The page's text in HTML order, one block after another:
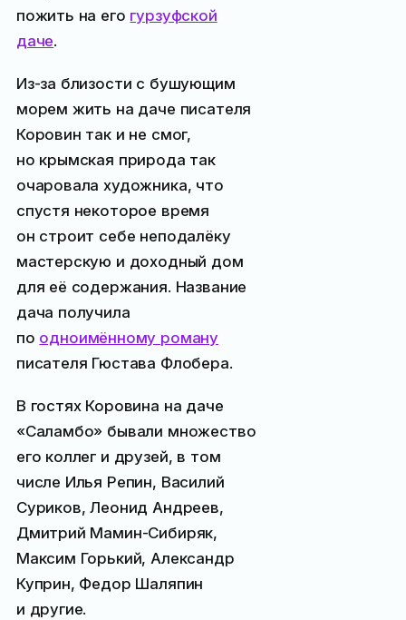
пожить на его гурзуфской
даче.
Из-за близости с бушующим
морем жить на даче писателя
Коровин так и не смог,
но крымская природа так
очаровала художника, что
спустя некоторое время
он строит себе неподалёку
мастерскую и доходный дом
для её содержания. Название
дача получила
по одноимённому роману
писателя Гюстава Флобера.
В гостях Коровина на даче
«Саламбо» бывали множество
его коллег и друзей, в том
числе Илья Репин, Василий
Суриков, Леонид Андреев,
Дмитрий Мамин-Сибиряк,
Максим Горький, Александр
Куприн, Федор Шаляпин
и другие.